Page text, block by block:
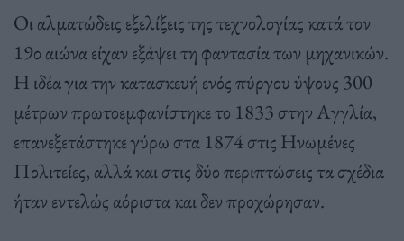
Οι αλματώδεις εξελίξεις της τεχνολογίας κατά τον
19ο αιώνα είχαν εξάψει τη φαντασία των μηχανικών.
Η ιδέα για την κατασκευή ενός πύργου ύψους 300
μέτρων πρωτοεμφανίστηκε το 1833 στην Αγγλία,
επανεξετάστηκε γύρω στα 1874 στις Ηνωμένες
Πολιτείες, αλλά και στις δύο περιπτώσεις τα σχέδια
ήταν εντελώς αόριστα και δεν προχώρησαν.